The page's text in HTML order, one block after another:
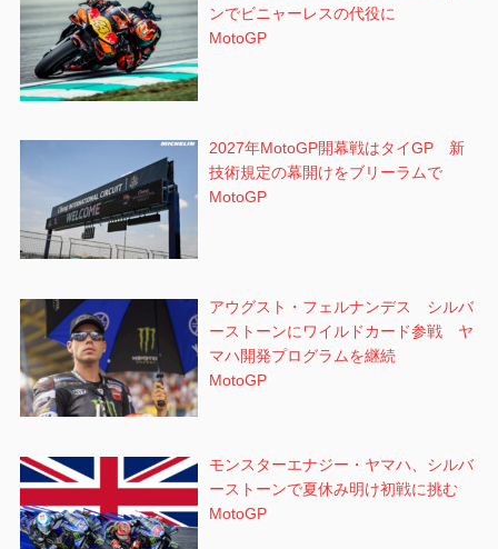
ンでビニャーレスの代役に
MotoGP
2027年MotoGP開幕戦はタイGP 新
技術規定の幕開けをブリーラムで
MotoGP
アウグスト・フェルナンデス シルバ
ーストーンにワイルドカード参戦 ヤ
マハ開発プログラムを継続
MotoGP
モンスターエナジー・ヤマハ、シルバ
ーストーンで夏休み明け初戦に挑む
MotoGP